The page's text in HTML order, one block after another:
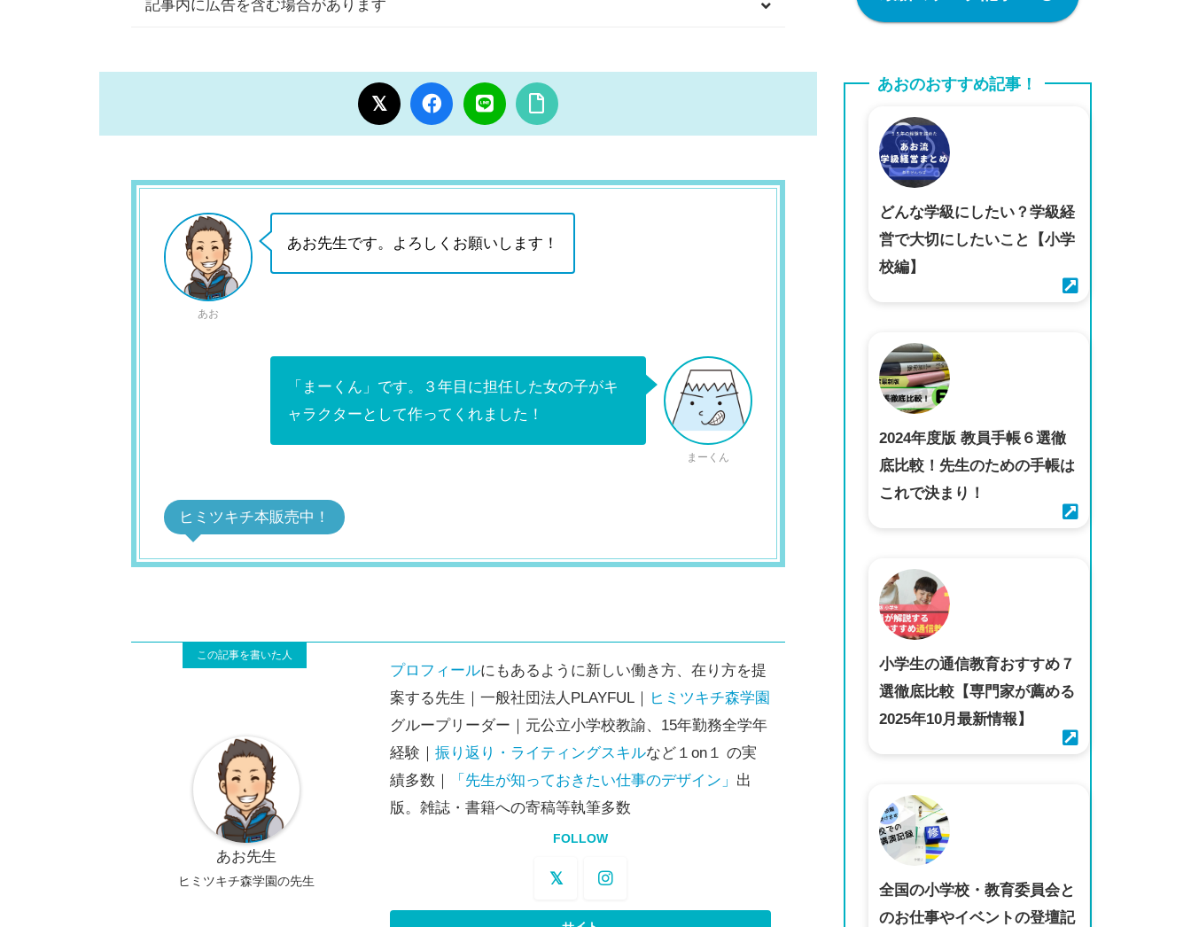
記事内に広告を含む場合があります
あお
あお先生です。よろしくお願いします！
「まーくん」です。３年目に担任した女の子がキ
ャラクターとして作ってくれました！
まーくん
ヒミツキチ本販売中！
あお先生
ヒミツキチ森学園の先生
プロフィールにもあるように新しい働き方、在り方を提
案する先生｜一般社団法人PLAYFUL｜ ヒミツキチ森学園
グループリーダー｜元公立小学校教諭、15年勤務全学年
経験｜ 振り返り・ライティングスキルなど１on１ の実
績多数｜
「先生が知っておきたい仕事のデザイン」 出
版。雑誌・書籍への寄稿等執筆多数
FOLLOW
あおのおすすめ記事！
どんな学級にしたい？学級経
営で大切にしたいこと【小学
校編】
2024年度版 教員手帳６選徹
底比較！先生のための手帳は
これで決まり！
小学生の通信教育おすすめ７
選徹底比較【専門家が薦める
2025年10月最新情報】
全国の小学校・教育委員会と
のお仕事やイベントの登壇記